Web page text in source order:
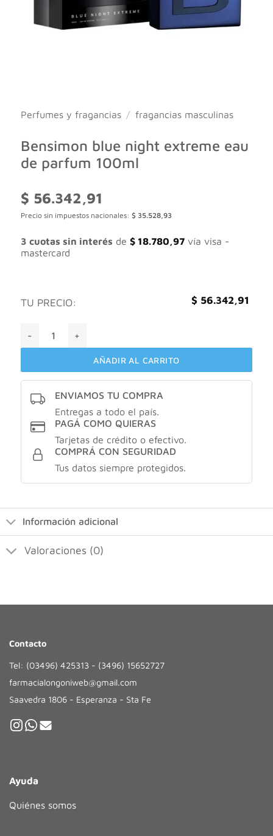
Perfumes y fragancias / fragancias masculinas
Bensimon blue night extreme eau
de parfum 100ml
$ 56.342,91
Precio sin impuestos nacionales: $ 35.528,93
3 cuotas sin interés de $18.780,97vía visa -
mastercard
TU PRECIO: $ 56.342,91
AÑADIR AL CARRITO
ENVIAMOS TU COMPRA
Entregas a todo el país.
PAGÁ COMO QUIERAS
Tarjetas de crédito o efectivo.
COMPRÁ CON SEGURIDAD
Tus datos siempre protegidos.
Información adicional
Valoraciones (0)
Contacto
Tel: (03496) 425313 - (3496) 15652727
farmacialongoniweb@gmail.com
Saavedra 1806 - Esperanza - Sta Fe
Ayuda
Quiénes somos